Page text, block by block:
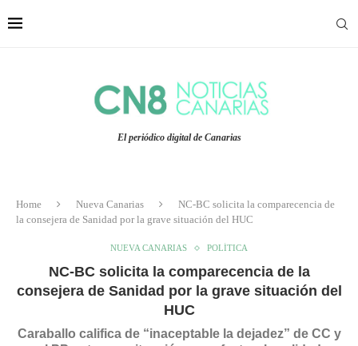
El periódico digital de Canarias
Home Nueva Canarias
NC-BC solicita la comparecencia de
la consejera de Sanidad por la grave situación del HUC
NUEVA CANARIAS POLÍTICA
NC-BC solicita la comparecencia de la
consejera de Sanidad por la grave situación del
HUC
Caraballo califica de “inaceptable la dejadez” de CC y